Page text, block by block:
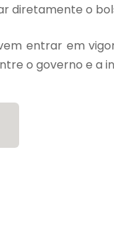
diretamente o
entrar em
o governo e a